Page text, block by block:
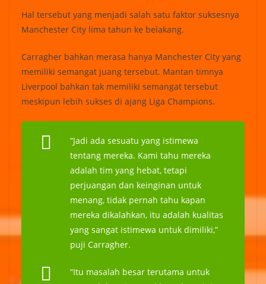
Hal tersebut yang menjadi salah satu faktor suksesnya
Manchester City lima tahun ke belakang.
Carragher bahkan merasa hanya Manchester City yang
memiliki semangat juang tersebut. Mantan timnya
Liverpool bahkan tak memiliki semangat tersebut
meskipun lebih sukses di ajang Liga Champions.
“Jadi ada sesuatu yang istimewa
tentang mereka. Kami tahu mereka
adalah tim yang hebat, tetapi
perjuangan dan keinginan untuk
menang, tidak pernah tahu kapan
mereka dikalahkan, itu adalah kualitas
yang sangat istimewa untuk dimiliki,”
puji Carragher.
“Itu masalah besar terutama untuk